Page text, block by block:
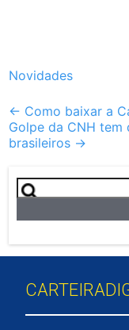
Novidades
Post
navigation
← Como baixar a
Golpe da CNH tem
brasileiros →
Pesquisar
por: